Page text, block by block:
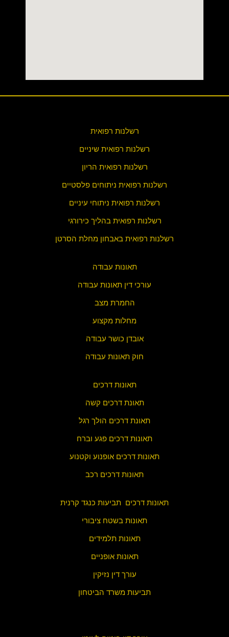
רשלנות רפואית
רשלנות רפואית שיניים
רשלנות רפואית הריון
רשלנות רפואית ניתוחים פלסטיים
רשלנות רפואית ניתוחי עיניים
רשלנות רפואית בהליך כירורגי
רשלנות רפואית באבחון מחלת הסרטן
תאונות עבודה
עורכי דין תאונות עבודה
החמרת מצב
מחלות מקצוע
אובדן כושר עבודה
חוק תאונות עבודה
תאונות דרכים
תאונת דרכים קשה
תאונת דרכים הולך רגל
תאונות דרכים פגע וברח
תאונות דרכים אופנוע וקטנוע
תאונות דרכים רכב
תאונות דרכים תביעות כנגד קרנית
תאונות בשטח ציבורי
תאונות תלמידים
תאונות אופניים
עורך דין נזיקין
תביעות משרד הביטחון